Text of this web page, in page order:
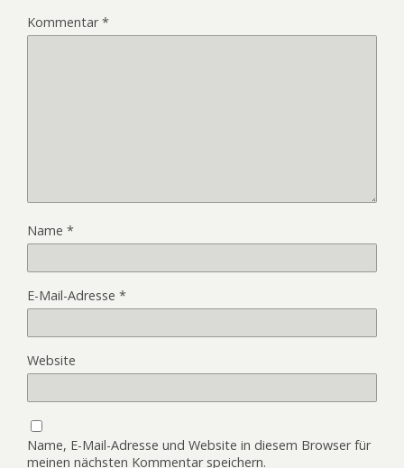
Kommentar*
Name *
E-Mail-Adresse *
Website
Name, E-Mail-Adresse und Website in diesem Browser für
meinen nächsten Kommentar speichern.